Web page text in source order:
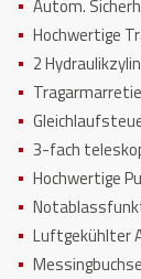
Autom.
Hochwertige
2
3-fach
Hochwertige
Luftgekühlter